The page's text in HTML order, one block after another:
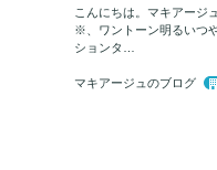
こんにちは。マキアージ
※、ワントーン明るいつ
ションタ…
マキアージュのブログ